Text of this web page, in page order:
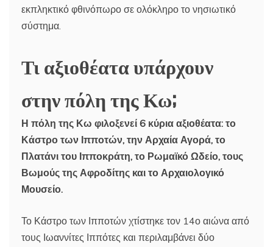
εκπληκτικό φθινόπωρο σε ολόκληρο το νησιωτικό
σύστημα.
Τι αξιοθέατα υπάρχουν
στην πόλη της Κω;
Η πόλη της Κω φιλοξενεί 6 κύρια αξιοθέατα: το
Κάστρο των Ιπποτών, την Αρχαία Αγορά, το
Πλατάνι του Ιπποκράτη, το Ρωμαϊκό Ωδείο, τους
Βωμούς της Αφροδίτης και το Αρχαιολογικό
Μουσείο.
Το Κάστρο των Ιπποτών χτίστηκε τον 14ο αιώνα από
τους Ιωαννίτες Ιππότες και περιλαμβάνει δύο